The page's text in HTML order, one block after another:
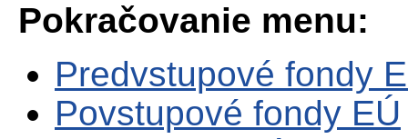
Pokračovanie menu:
Predvstupové fondy
Povstupové fondy EÚ